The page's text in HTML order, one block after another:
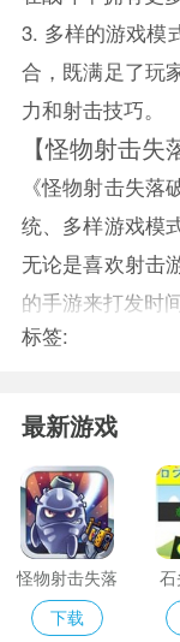
3. 多样的游戏模
合，既满足了玩
力和射击技巧。
【怪物射击失
《怪物射击失
统、多样游戏模
无论是喜欢射击
的手游来打发时
标签:
最新游戏
怪物射击失落
破坏手游
下载